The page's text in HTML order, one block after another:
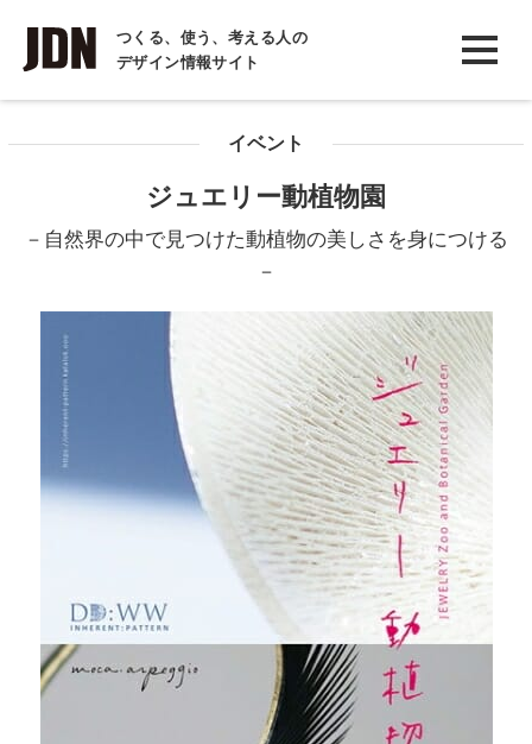
つくる、使う、考える人の
デザイン情報サイト
INTERVIEW
インタビュー
COLUMN
イベント
ジュエリー動植物園
－自然界の中で見つけた動植物の美しさを身につける
－